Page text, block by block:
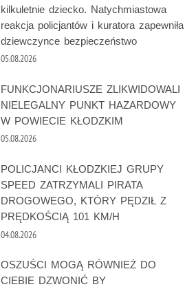
kilkuletnie dziecko. Natychmiastowa
reakcja policjantów i kuratora zapewniła
dziewczynce bezpieczeństwo
05.08.2026
FUNKCJONARIUSZE ZLIKWIDOWALI
NIELEGALNY PUNKT HAZARDOWY
W POWIECIE KŁODZKIM
05.08.2026
POLICJANCI KŁODZKIEJ GRUPY
SPEED ZATRZYMALI PIRATA
DROGOWEGO, KTÓRY PĘDZIŁ Z
PRĘDKOŚCIĄ 101 KM/H
04.08.2026
OSZUŚCI MOGĄ RÓWNIEŻ DO
CIEBIE DZWONIĆ BY